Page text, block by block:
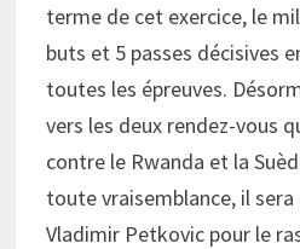
terme de cet exercice, le
buts et 5 passes décisives
toutes les épreuves.
vers les deux rendez-vous
contre le Rwanda et la
toute vraisemblance, il
Vladimir Petkovic pour le